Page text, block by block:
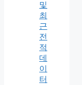
및
최
근
전
적
데
이
터